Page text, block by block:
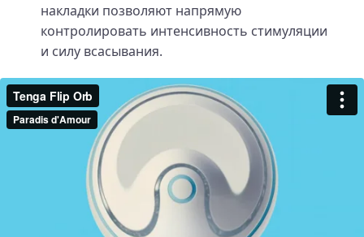
накладки позволяют напрямую
контролировать интенсивность стимуляции
и силу всасывания.